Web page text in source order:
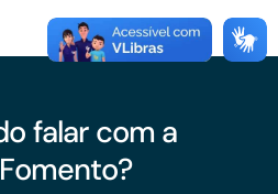
falar com a